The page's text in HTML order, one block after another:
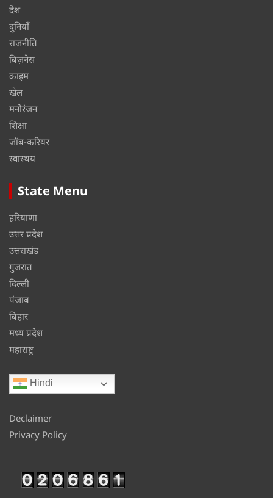
देश
दुनियाँ
राजनीति
बिज़नेस
क्राइम
खेल
मनोरंजन
शिक्षा
जॉब-करियर
स्वास्थय
State Menu
हरियाणा
उत्तर प्रदेश
उत्तराखंड
गुजरात
दिल्ली
पंजाब
बिहार
मध्य प्रदेश
महाराष्ट्र
Hindi
Declaimer
Privacy Policy